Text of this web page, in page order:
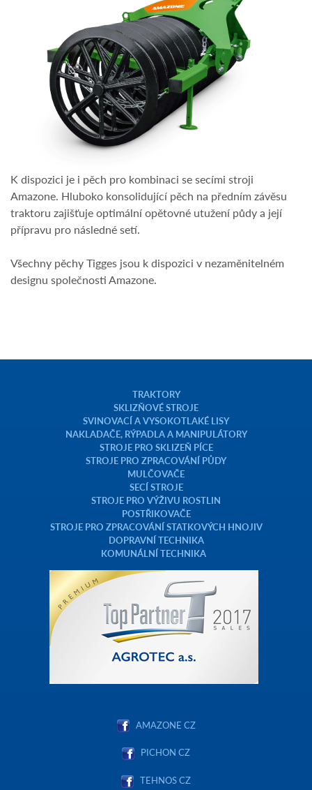
K dispozici je i pěch pro kombinaci se secími stroji
Amazone. Hluboko konsolidující pěch na předním závěsu
traktoru zajišťuje optimální opětovné utužení půdy a její
přípravu pro následné setí.
Všechny pěchy Tigges jsou k dispozici v nezaměnitelném
designu společnosti Amazone.
TRAKTORY
SKLIZŇOVÉ STROJE
SVINOVACÍ A VYSOKOTLAKÉ LISY
NAKLADAČE, RÝPADLA A MANIPULÁTORY
STROJE PRO SKLIZEŇ PÍCE
STROJE PRO ZPRACOVÁNÍ PŮDY
MULČOVAČE
SECÍ STROJE
STROJE PRO VÝŽIVU ROSTLIN
POSTŘIKOVAČE
STROJE PRO ZPRACOVÁNÍ STATKOVÝCH HNOJIV
DOPRAVNÍ TECHNIKA
KOMUNÁLNÍ TECHNIKA
AMAZONE CZ
PICHON CZ
TEHNOS CZ